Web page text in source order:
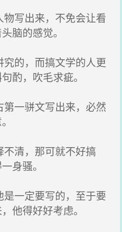
写出来，不免会让看
脑的感觉。
的，而搞文学的人更
酌，吹毛求疵。
一骈文写出来，必然
清，那可就不好搞
身骚。
一定要写的，至于要
他得好好考虑。